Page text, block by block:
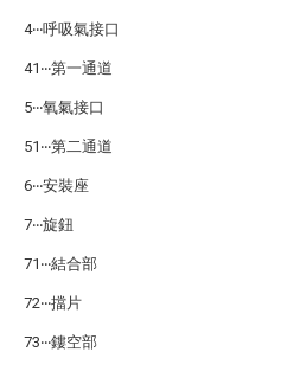
4‧‧‧呼吸氣接口
41‧‧‧第一通道
5‧‧‧氧氣接口
51‧‧‧第二通道
6‧‧‧安裝座
7‧‧‧旋鈕
71‧‧‧結合部
72‧‧‧擋片
73‧‧‧鏤空部